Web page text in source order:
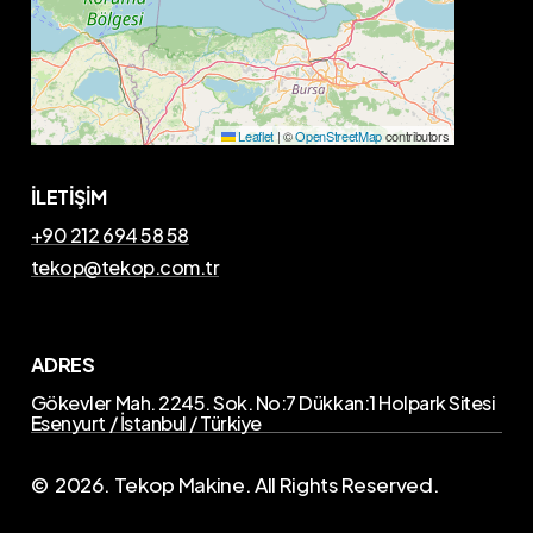
Leaflet |©OpenStreetMapcontributors
İLETİŞİM
+90 212 694 58 58
tekop@tekop.com.tr
ADRES
Gökevler Mah. 2245. Sok. No:7 Dükkan:1 Holpark Sitesi
Esenyurt / İstanbul / Türkiye
© 2026. Tekop Makine. All Rights Reserved.